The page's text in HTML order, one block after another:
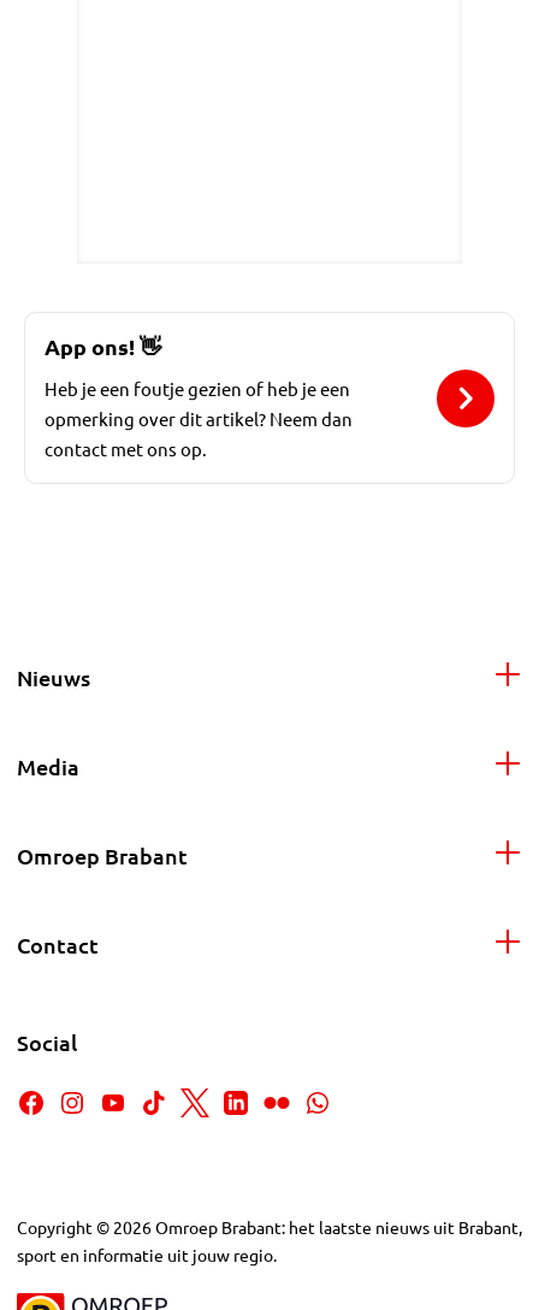
App ons!👋
Heb je een foutje gezien of heb je een
opmerking over dit artikel? Neem dan
contact met ons op.
Nieuws
Media
Omroep Brabant
Contact
Social
Copyright © 2026Omroep Brabant: het laatste nieuws uit Brabant,
sport en informatie uit jouw regio.